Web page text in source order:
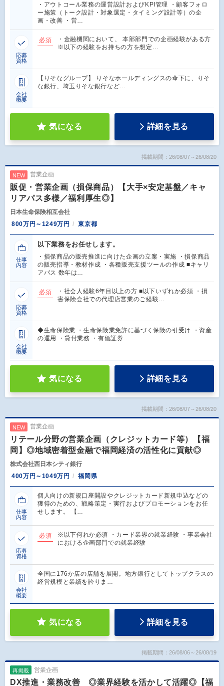
・アウトコール業務の運営設計およびKPI管理 ・顧客フォロ
ー施策（トーク設計・対象選定・タイミング設計等）の企
画・改善 ・営…
応募
資格
必須
・金融機関において、 本部部門での企画経験がある方
※以下の経験をお持ちの方を想定…
会社
概要
【りそなグループ】 りそなホールディングスの傘下に、りそ
な銀行、埼玉りそな銀行など…
気になる 詳細を見る
掲載期間：26/08/07～26/08/20
NEW 営業企画
販促・営業企画（損保商品）【大手×安定基盤／キャ
リアパス多様／福利厚生◎】
日本生命保険相互会社
800万円～1249万円
東京都
仕事
内容
以下業務をお任せします。
・損保商品の販売推進に向けた企画の立案・実施 ・損保商品
の販売指導・教材作成 ・各種販売支援ツールの作成 ■キャリ
アパス 数年は…
応募
資格
必須
・社会人経験6年目以上の方 ■以下いずれか必須 ・損
害保険会社での代理店営業のご経験…
会社
概要
◆生命保険業 ・生命保険業免許に基づく保険の引受け ・資産
の運用 ・貸付業務 ・有価証券…
気になる 詳細を見る
掲載期間：26/08/07～26/08/20
NEW 営業企画
リテール分野の営業企画（クレジットカード等）【福
岡】◎地域密着型金融で福岡経済の活性化に貢献◎
株式会社西日本シティ銀行
400万円～1049万円
福岡県
仕事
内容
個人向けの新規口座開設やクレジットカード新規申込などの
獲得のための、戦略策定・実行およびプロモーションをお任
せします。 【…
応募
資格
必須
※以下何れか必須 ・カード業界の就業経験 ・事業会社
における企画部門での就業経験
会社
概要
全国に176か店の店舗を展開。地方銀行としてトップクラスの
経営規模と業績を誇りま…
気になる 詳細を見る
掲載期間：26/08/06～26/08/19
再掲載 営業企画
DX推進・業務改善 ◎業界経験を活かして活躍◎【福